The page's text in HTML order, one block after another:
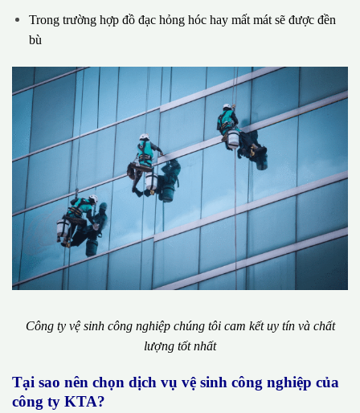
Trong trường hợp đồ đạc hỏng hóc hay mất mát sẽ được đền
bù
Công ty vệ sinh công nghiệp chúng tôi cam kết uy tín và chất
lượng tốt nhất
Tại sao nên chọn dịch vụ vệ sinh công nghiệp của
công ty KTA?